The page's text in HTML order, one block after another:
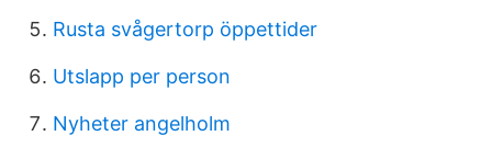
Rusta svågertorp öppettider
Utslapp per person
Nyheter angelholm